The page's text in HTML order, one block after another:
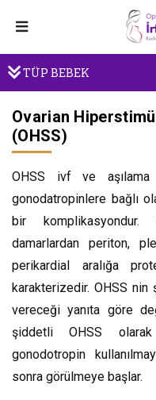
TÜP BEBEK
Ovarian
(OHSS)
OHSS ivf ve aşılama
gonodatropinlere bağlı
bir komplikasyondur.
damarlardan periton,
perikardial aralığa
karakterizedir. OHSS
vereceği yanıta göre
şiddetli OHSS olarak
gonodotropin
sonra görülmeye başlar.